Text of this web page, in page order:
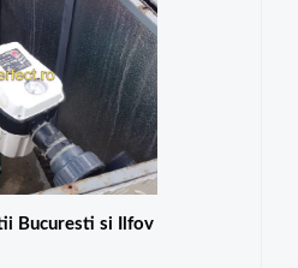
Bucuresti si Ilfov